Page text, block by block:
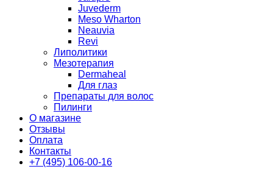
Juvederm
Meso Wharton
Neauvia
Revi
Липолитики
Мезотерапия
Dermaheal
Для глаз
Препараты для волос
Пилинги
О магазине
Отзывы
Оплата
Контакты
+7 (495) 106-00-16